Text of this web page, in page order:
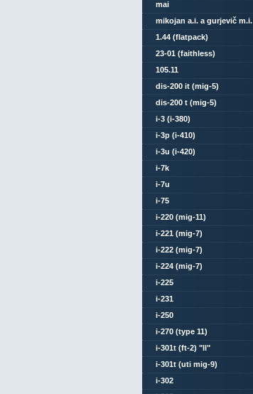
mai
mikojan a.i. a gurjevič m.i.
1.44 (flatpack)
23-01 (faithless)
105.11
dis-200 it (mig-5)
dis-200 t (mig-5)
i-3 (i-380)
i-3p (i-410)
i-3u (i-420)
i-7k
i-7u
i-75
i-220 (mig-11)
i-221 (mig-7)
i-222 (mig-7)
i-224 (mig-7)
i-225
i-231
i-250
i-270 (type 11)
i-301t (ft-2) "ll"
i-301t (uti mig-9)
i-302